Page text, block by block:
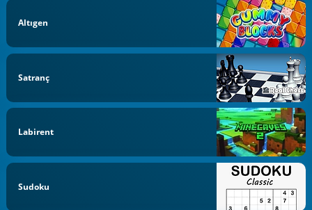
Altıgen
Satranç
Labirent
Sudoku